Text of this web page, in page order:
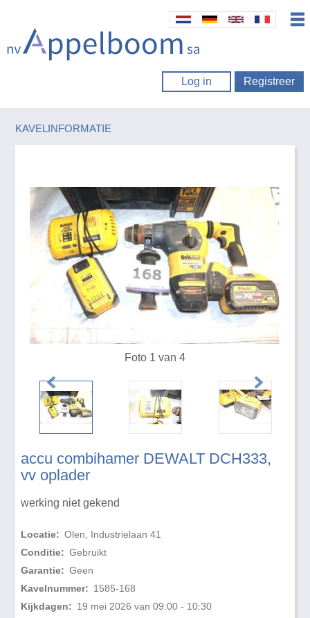
Log in Registreer
KAVELINFORMATIE
accu combihamer DEWALT DCH333,
vv oplader
werking niet gekend
Locatie: Olen, Industrielaan 41
Conditie: Gebruikt
Garantie: Geen
Kavelnummer: 1585-168
Kijkdagen: 19 mei 2026 van 09:00 - 10:30
Foto 1 van 4